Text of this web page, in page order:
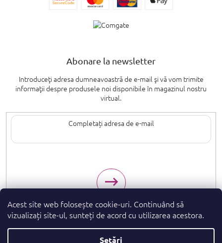
Acest site web folosește cookie-uri. Continuând să
vizualizați site-ul, sunteți de acord cu utilizarea acestora.
Setări
Abonare la newsletter
Introduceţi adresa dumneavoastră de e-mail şi vă vom trimite
informaţii despre produsele noi disponibile în magazinul nostru
virtual.
parfumeshop.ro